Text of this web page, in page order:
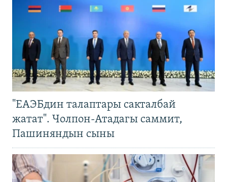
"ЕАЭБдин талаптары сакталбай
жатат". Чолпон-Атадагы саммит,
Пашиняндын сыны